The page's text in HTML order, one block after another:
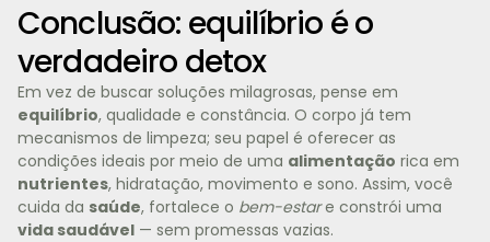
Conclusão: equilíbrio é o
verdadeiro detox
Em vez de buscar soluções milagrosas, pense em
equilíbrio, qualidade e constância. O corpo já tem
mecanismos de limpeza; seu papel é oferecer as
condições ideais por meio de uma alimentação rica em
nutrientes, hidratação, movimento e sono. Assim, você
cuida da saúde, fortalece o bem-estare constrói uma
vida saudável — sem promessas vazias.